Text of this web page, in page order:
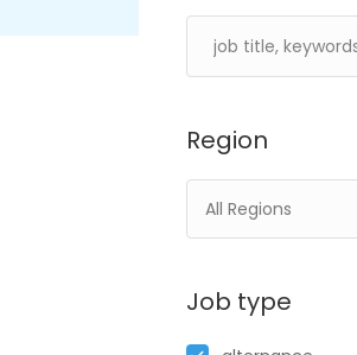
Region
All Regions
Job type